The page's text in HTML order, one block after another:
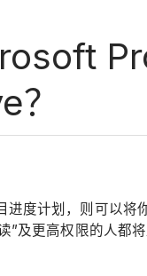
度计划，则可以将
”及更高权限的人都